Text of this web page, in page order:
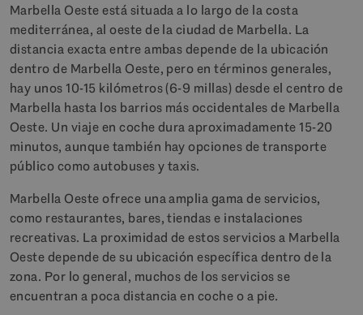
Marbella Oeste está situada a lo largo de la costa
mediterránea, al oeste de la ciudad de Marbella. La
distancia exacta entre ambas depende de la ubicación
dentro de Marbella Oeste, pero en términos generales,
hay unos 10-15 kilómetros (6-9 millas) desde el centro de
Marbella hasta los barrios más occidentales de Marbella
Oeste. Un viaje en coche dura aproximadamente 15-20
minutos, aunque también hay opciones de transporte
público como autobuses y taxis.
Marbella Oeste ofrece una amplia gama de servicios,
como restaurantes, bares, tiendas e instalaciones
recreativas. La proximidad de estos servicios a Marbella
Oeste depende de su ubicación específica dentro de la
zona. Por lo general, muchos de los servicios se
encuentran a poca distancia en coche o a pie.